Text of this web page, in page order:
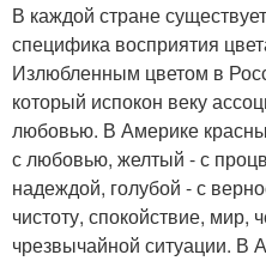
В каждой стране
специфика восприятия
Излюбленным цветом в
который испокон веку
любовью. В Америке
с любовью, желтый - с
надеждой, голубой - с
чистоту, спокойствие,
чрезвычайной ситуации. В